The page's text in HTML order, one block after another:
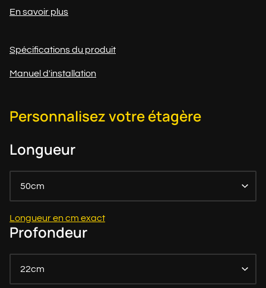
En savoir plus
Spécifications du produit
Manuel d'installation
Personnalisez votre étagère
Longueur
50cm
Longueur en cm exact
Profondeur
22cm